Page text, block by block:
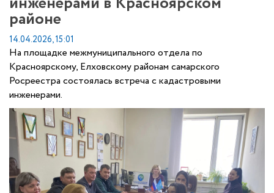
районе
14.04.2026, 15:01
На площадке межмуниципального отдела по
Красноярскому, Елховскому районам самарского
Росреестра состоялась встреча с кадастровыми
инженерами.